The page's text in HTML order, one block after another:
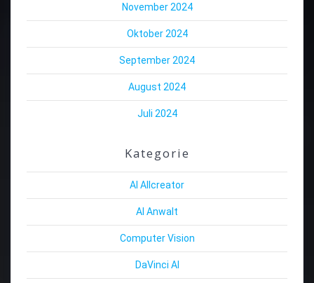
November 2024
Oktober 2024
September 2024
August 2024
Juli 2024
Kategorie
AI Allcreator
AI Anwalt
Computer Vision
DaVinci AI